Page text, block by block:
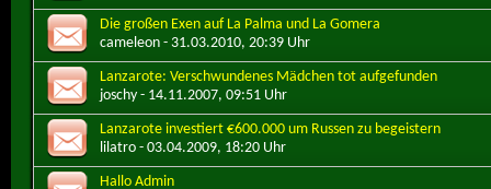
Die großen Exen auf La Palma und La Gomera
cameleon - 31.03.2010, 20:39 Uhr
Lanzarote: Verschwundenes Mädchen tot aufgefunden
joschy - 14.11.2007, 09:51 Uhr
Lanzarote investiert €600.000 um Russen zu begeistern
lilatro - 03.04.2009, 18:20 Uhr
Hallo Admin